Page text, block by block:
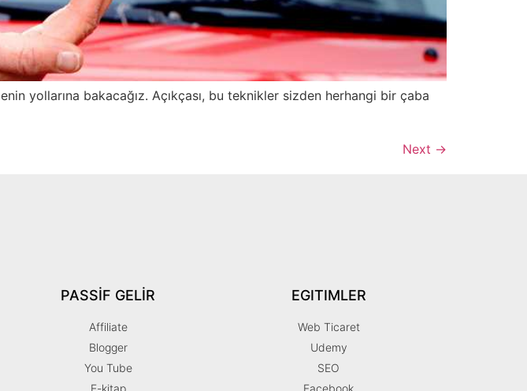
yollarına bakacağız. Açıkçası, bu teknikler sizden herhangi bir çaba
Next →
PASSIF GELIR
Affiliate
Blogger
You Tube
EGITIMLER
Web Ticaret
Udemy
SEO